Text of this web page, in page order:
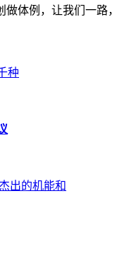
体例，让我们一
种
出的机能和